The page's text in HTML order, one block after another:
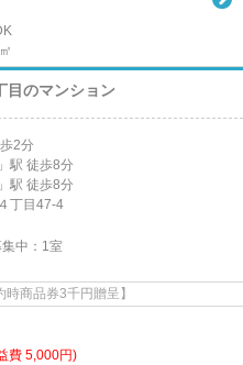
目のマンション
2分
」駅 徒歩8分
」駅 徒歩8分
４丁目47-4
中： 1室
商品券3千円贈呈】
費 5,000円)